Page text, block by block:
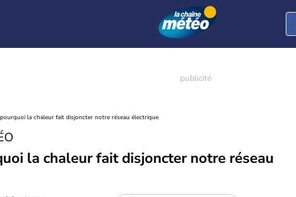
la chaleur fait disjoncter notre réseau électrique
la chaleur fait disjoncter notre réseau